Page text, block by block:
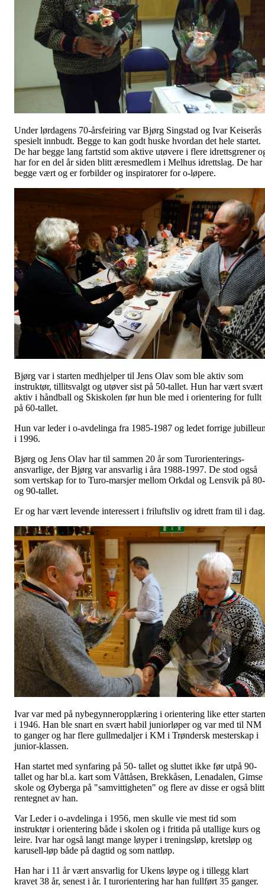
Under lørdagens 70-årsfeiring var Bjørg Singstad og Ivar Keiserås
spesielt innbudt. Begge to kan godt huske hvordan det hele startet.
De har begge lang fartstid som aktive utøvere i flere idrettsgrener
har for en del år siden blitt æresmedlem i Melhus idrettslag. De har
begge vært og er forbilder og inspiratorer for o-løpere.
Bjørg var i starten medhjelper til Jens Olav som ble aktiv som
instruktør, tillitsvalgt og utøver sist på 50-tallet. Hun har vært svært
aktiv i håndball og Skiskolen før hun ble med i orientering for fullt
på 60-tallet.
Hun var leder i o-avdelinga fra 1985-1987 og ledet forrige
i 1996.
Bjørg og Jens Olav har til sammen 20 år som Turorienterings-
ansvarlige, der Bjørg var ansvarlig i åra 1988-1997. De stod også
som vertskap for to Turo-marsjer mellom Orkdal og Lensvik på 80-
og 90-tallet.
Er og har vært levende interessert i friluftsliv og idrett fram til i dag.
Ivar var med på nybegynneropplæring i orientering like etter starten
i 1946. Han ble snart en svært habil juniorløper og var med til NM
to ganger og har flere gullmedaljer i KM i Trøndersk mesterskap i
junior-klassen.
Han startet med synfaring på 50- tallet og sluttet ikke før utpå 90-
tallet og har bl.a. kart som Våttåsen, Brekkåsen, Lenadalen, Gimse
skole og Øyberga på "samvittigheten" og flere av disse er også blitt
rentegnet av han.
Var Leder i o-avdelinga i 1956, men skulle vie mest tid som
instruktør i orientering både i skolen og i fritida på utallige kurs og
leire. Ivar har også langt mange løyper i treningsløp, kretsløp og
karusell-løp både på dagtid og som nattløp.
Han har i 11 år vært ansvarlig for Ukens løype og i tillegg klart
kravet 38 år, senest i år. I turorientering har han fullført 35 ganger.